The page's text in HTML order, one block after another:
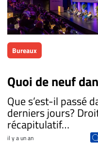
Bureaux
Quoi de neuf
​Que s’est-il passé
derniers jours?
récapitulatif…
il y a un an